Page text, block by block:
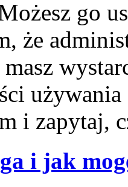
go
że
i zapytaj,
i jak